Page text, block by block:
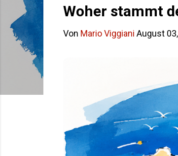
Woher stammt
Von Mario Viggiani August